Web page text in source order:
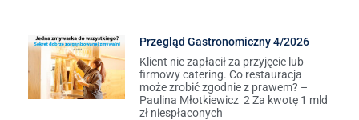
Przegląd Gastronomiczny 4/2026
Klient nie zapłacił za przyjęcie lub
firmowy catering. Co restauracja
może zrobić zgodnie z prawem? –
Paulina Młotkiewicz 2 Za kwotę 1 mld
zł niespłaconych